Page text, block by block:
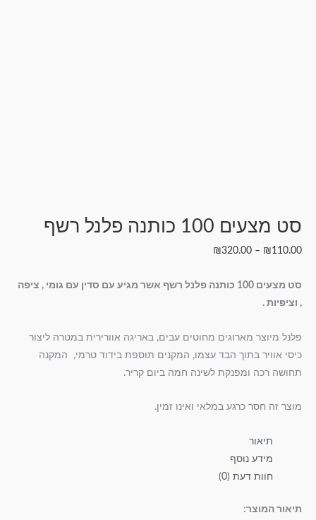
סט מצעים 100 כותנה פלנל רשף
₪110.00
–
₪320.00
סט מצעים 100 כותנה פלנל רשף אשר מגיע עם סדין עם גומי , ציפה
, וציפיות .
פלנל מיוצר מארוגים מחוטים עבים, באריגה אוורירית במטרה ליצור
כיסי אוויר בתוך הבד עצמו, המקנים תוספת בידוד טרמי, המקנה
תחושה רכה ומפנקת לשינה חמה ביום קריר.
מוצר זה חסר כרגע במלאי ואינו זמין.
תיאור
מידע נוסף
חוות דעת (0)
תיאור המוצר: